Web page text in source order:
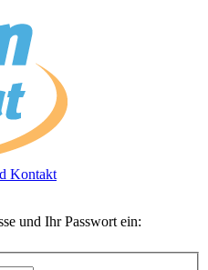
Kontakt
und Ihr Passwort ein: